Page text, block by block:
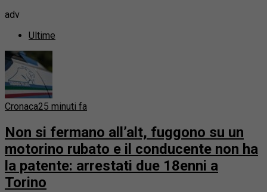
adv
Ultime
Cronaca25 minuti fa
Non si fermano all’alt, fuggono su un
motorino rubato e il conducente non ha
la patente: arrestati due 18enni a
Torino